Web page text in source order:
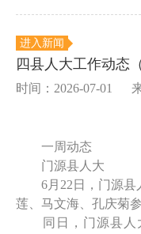
进入新闻
四县人大工作动态
时间：2026-07-01
一周动态
门源县人大
6月22日，门源县
莲、马文海、孔庆菊
同日，门源县人